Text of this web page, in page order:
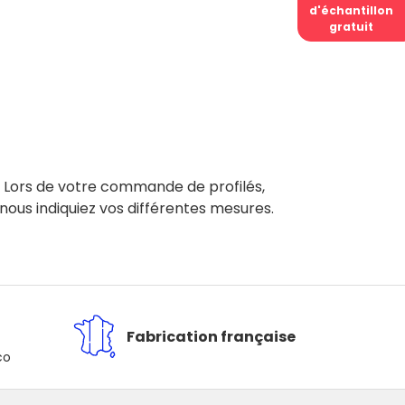
de votre commande de profilés,
indiquiez vos différentes mesures.
Fabrication française
d'échantillon
gratuit